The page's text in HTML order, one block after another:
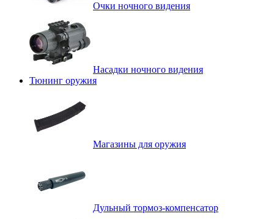
Очки ночного видения
Насадки ночного видения
Тюнинг оружия
Магазины для оружия
Дульный тормоз-компенсатор